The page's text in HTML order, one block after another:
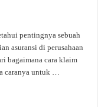
pentingnya sebuah
asuransi di perusahaan
bagaimana cara klaim
caranya untuk …